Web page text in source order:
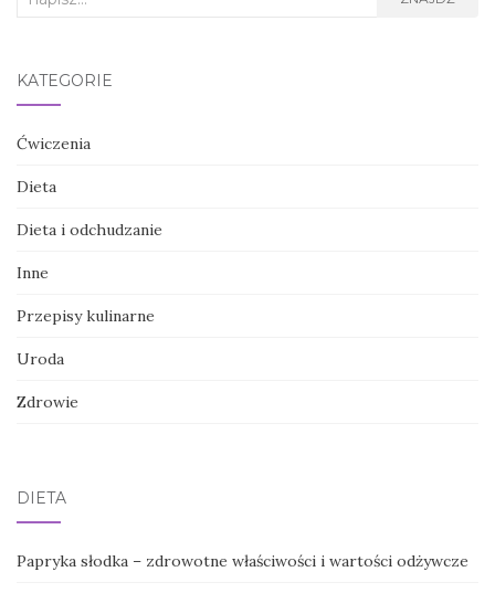
KATEGORIE
Ćwiczenia
Dieta
Dieta i odchudzanie
Inne
Przepisy kulinarne
Uroda
Zdrowie
DIETA
Papryka słodka – zdrowotne właściwości i wartości odżywcze